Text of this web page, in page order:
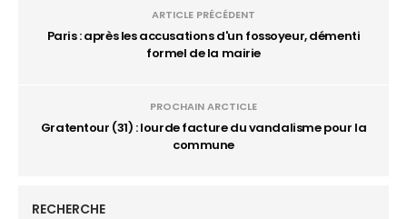
ARTICLE PRÉCÉDENT
Paris : après les accusations d'un fossoyeur, démenti
formel de la mairie
PROCHAIN ARCTICLE
Gratentour (31) : lourde facture du vandalisme pour la
commune
RECHERCHE